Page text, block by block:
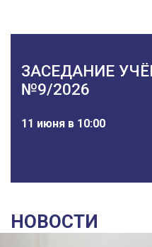
ЗАСЕДАНИЕ
№9/2026
11 июня в 10:00
НОВОСТИ